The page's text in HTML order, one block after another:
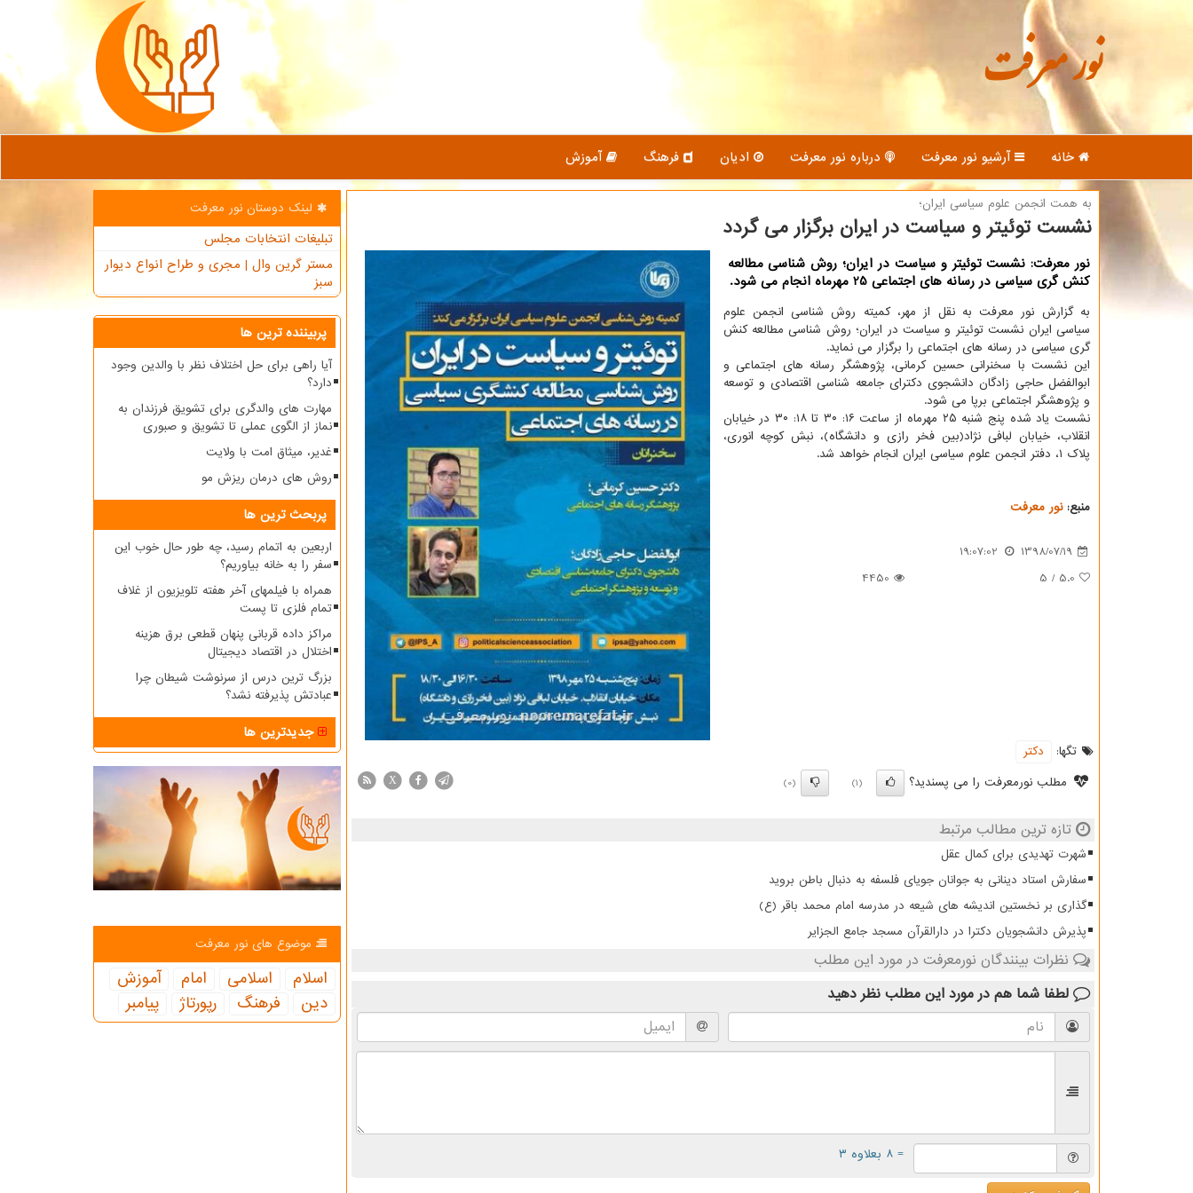
نور معرفت
خانه آرشیو نور معرفت درباره نور معرفت ادیان فرهنگ آموزش
به همت انجمن علوم سیاسی ایران؛
نشست توئیتر و سیاست در ایران برگزار می گردد
نور معرفت: نشست توئیتر و سیاست در ایران؛ روش شناسی مطالعه
كنش گری سیاسی در رسانه های اجتماعی 25 مهرماه انجام می شود.
به گزارش نور معرفت به نقل از مهر، كمیته روش شناسی انجمن علوم
سیاسی ایران نشست توئیتر و سیاست در ایران؛ روش شناسی مطالعه كنش
گری سیاسی در رسانه های اجتماعی را برگزار می نماید.
این نشست با سخنرانی حسین كرمانی، پژوهشگر رسانه های اجتماعی و
ابوالفضل حاجی زادگان دانشجوی دكترای جامعه شناسی اقتصادی و توسعه
و پژوهشگر اجتماعی برپا می شود.
نشست یاد شده پنج شنبه ۲۵ مهرماه از ساعت ۱۶: ۳۰ تا ۱۸: ۳۰ در خیابان
انقلاب، خیابان لبافی نژاد(بین فخر رازی و دانشگاه)، نبش كوچه انوری،
پلاك ۱، دفتر انجمن علوم سیاسی ایران انجام خواهد شد.
منبع:نور معرفت
1398/07/19
19:07:02
5.0
/
5
4450
تگها:
دكتر
مطلب نورمعرفت را می پسندید؟
(1)
(0)
X
تازه ترین مطالب مرتبط
شهرت تهدیدی برای کمال عقل
سفارش استاد دینانی به جوانان جویای فلسفه به دنبال باطن بروید
گذاری بر نخستین اندیشه های شیعه در مدرسه امام محمد باقر (ع)
پذیرش دانشجویان دکترا در دارالقرآن مسجد جامع الجزایر
نظرات بینندگان نورمعرفت در مورد این مطلب
لطفا شما هم در مورد این مطلب نظر دهید
= ۸ بعلاوه ۳
لینک دوستان نور معرفت
تبلیغات انتخابات مجلس
مستر گرین وال | مجری و طراح انواع دیوار
سبز
پربیننده ترین ها
آیا راهی برای حل اختلاف نظر با والدین وجود
دارد؟
مهارت های والدگری برای تشویق فرزندان به
نماز از الگوی عملی تا تشویق و صبوری
غدیر، میثاق امت با ولایت
روش های درمان ریزش مو
پربحث ترین ها
اربعین به اتمام رسید، چه طور حال خوب این
سفر را به خانه بیاوریم؟
همراه با فیلمهای آخر هفته تلویزیون از غلاف
تمام فلزی تا پست
مراکز داده قربانی پنهان قطعی برق هزینه
اختلال در اقتصاد دیجیتال
بزرگ ترین درس از سرنوشت شیطان چرا
عبادتش پذیرفته نشد؟
جدیدترین ها
موضوع های نور معرفت
اسلام اسلامی امام
آموزش
دین
فرهنگ رپورتاژ پیامبر